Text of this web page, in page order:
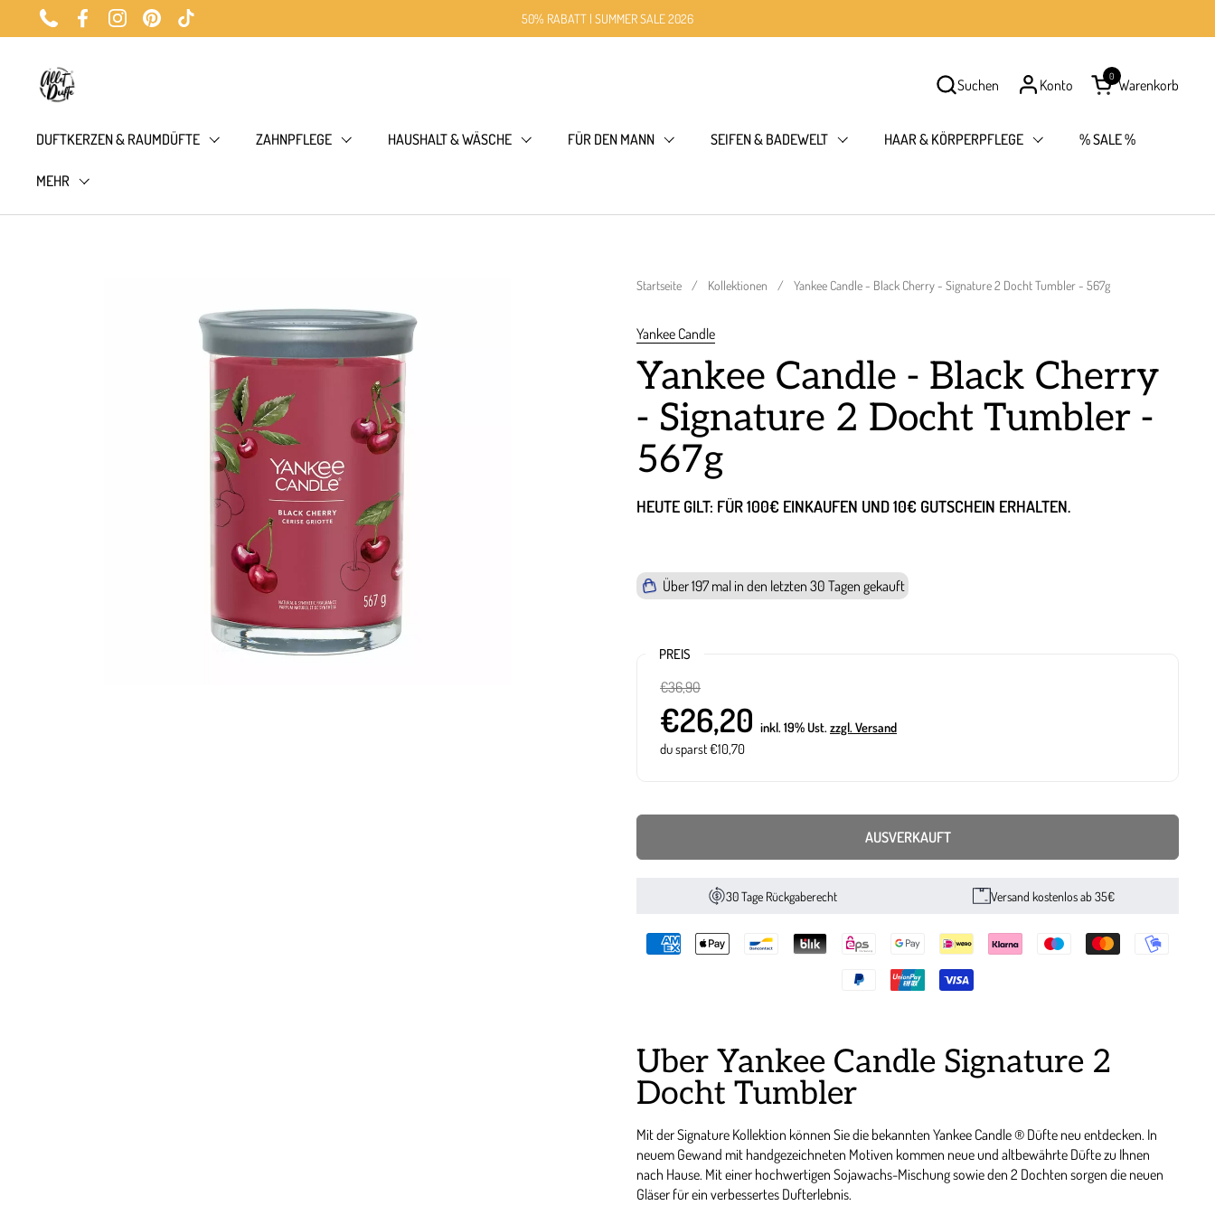
Zum Inhalt springen
PhoneFacebookInstagramPinterestTikTok
50% RABATT | SUMMER SALE 2026
Suchen Konto
Warenkorb öffnen
Warenkorb
0
DUFTKERZEN & RAUMDÜFTE ZAHNPFLEGE HAUSHALT & WÄSCHE FÜR DEN MANN SEIFEN & BADEWELT HAAR & KÖRPERPFLEGE % SALE %
MEHR
Startseite / Kollektionen / Yankee Candle - Black Cherry - Signature 2 Docht Tumbler - 567g
Yankee Candle
Yankee Candle - Black Cherry
- Signature 2 Docht Tumbler -
567g
HEUTE GILT: FÜR 100€ EINKAUFEN UND 10€ GUTSCHEIN ERHALTEN.
Über197mal in den letzten 30 Tagen gekauft
PREIS
€26,20 inkl. 19% Ust. zzgl. Versand
€36,90
du sparst €10,70
AUSVERKAUFT
30 Tage Rückgaberecht Versand kostenlos ab 35€
Über Yankee Candle Signature 2
Docht Tumbler
Mit der Signature Kollektion können Sie die bekannten Yankee Candle ® Düfte neu entdecken. In
neuem Gewand mit handgezeichneten Motiven kommen neue und altbewährte Düfte zu Ihnen
nach Hause. Mit einer hochwertigen Sojawachs-Mischung sowie den 2 Dochten sorgen die neuen
Gläser für ein verbessertes Dufterlebnis.